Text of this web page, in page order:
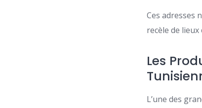
Ces adresses
recèle de
Les
L’une des